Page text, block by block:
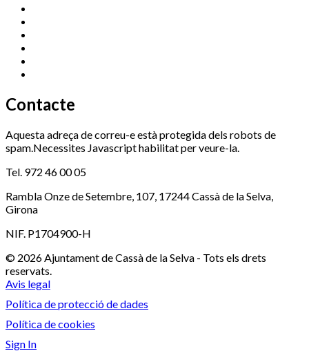
Contacte
Aquesta adreça de correu-e està protegida dels robots de
spam.Necessites Javascript habilitat per veure-la.
Tel. 972 46 00 05
Rambla Onze de Setembre, 107, 17244 Cassà de la Selva,
Girona
NIF. P1704900-H
© 2026 Ajuntament de Cassà de la Selva - Tots els drets
reservats.
Avis legal
Política de protecció de dades
Política de cookies
Sign In